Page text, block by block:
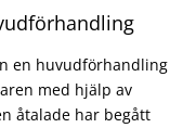
en huvudförhandling
med hjälp av
åtalade har begått